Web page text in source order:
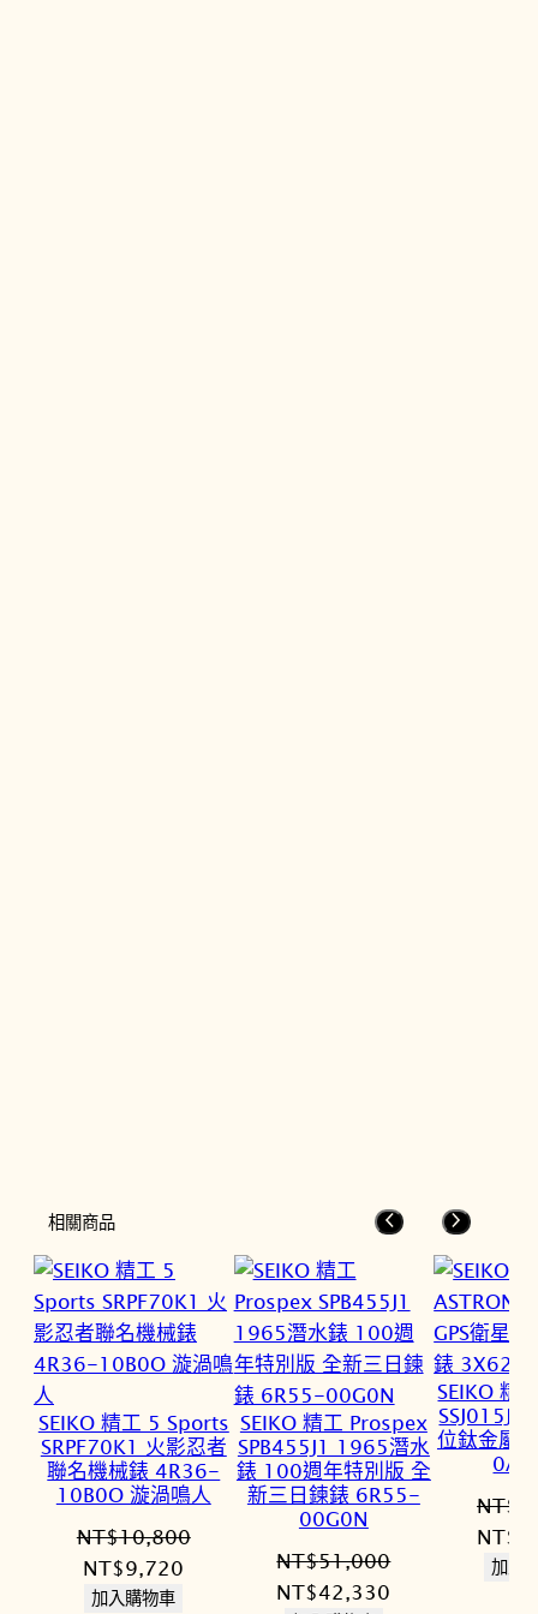
相關商品
SEIKO 精工 5 Sports
SRPF70K1 火影忍者
聯名機械錶 4R36-
10B0O 漩渦鳴人
NT$10,800
原
始
NT$9,720
加入購物車
SEIKO 精工 Prospex
SPB455J1 1965潛水
錶 100週年特別版 全
新三日鍊錶 6R55-
00G0N
NT$51,000
原
NT$42,330
SEIKO 精
SSJ015J1
位鈦金屬
NT$
原
始
NT$
加入